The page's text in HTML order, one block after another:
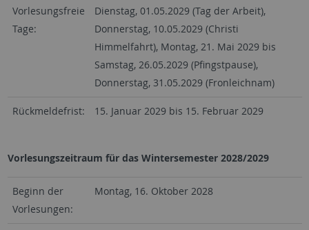
Vorlesungsfreie
Tage:
Dienstag, 01.05.2029 (Tag der Arbeit),
Donnerstag, 10.05.2029 (Christi
Himmelfahrt), Montag, 21. Mai 2029 bis
Samstag, 26.05.2029 (Pfingstpause),
Donnerstag, 31.05.2029 (Fronleichnam)
Rückmeldefrist: 15. Januar 2029 bis 15. Februar 2029
Vorlesungszeitraum für das Wintersemester 2028/2029
Beginn der
Vorlesungen:
Montag, 16. Oktober 2028